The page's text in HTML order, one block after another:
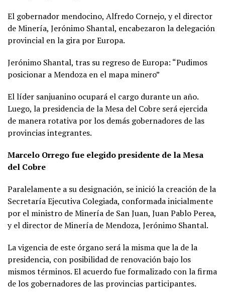
El gobernador mendocino, Alfredo Cornejo, y el director
de Minería, Jerónimo Shantal, encabezaron la delegación
provincial en la gira por Europa.
Jerónimo Shantal, tras su regreso de Europa: “Pudimos
posicionar a Mendoza en el mapa minero”
El líder sanjuanino ocupará el cargo durante un año.
Luego, la presidencia de la Mesa del Cobre será ejercida
de manera rotativa por los demás gobernadores de las
provincias integrantes.
Marcelo Orrego fue elegido presidente de la Mesa
del Cobre
Paralelamente a su designación, se inició la creación de la
Secretaría Ejecutiva Colegiada, conformada inicialmente
por el ministro de Minería de San Juan, Juan Pablo Perea,
y el director de Minería de Mendoza, Jerónimo Shantal.
La vigencia de este órgano será la misma que la de la
presidencia, con posibilidad de renovación bajo los
mismos términos. El acuerdo fue formalizado con la firma
de los gobernadores de las provincias participantes.